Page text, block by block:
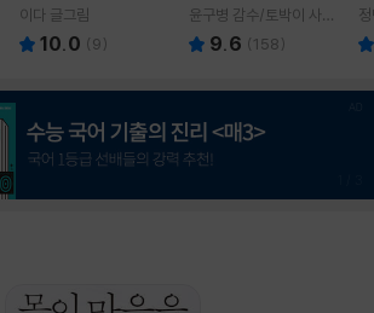
이다 글그림
10.0 (9)
윤구병 감수/토박이 사전
편찬실 편
9.6 (158)